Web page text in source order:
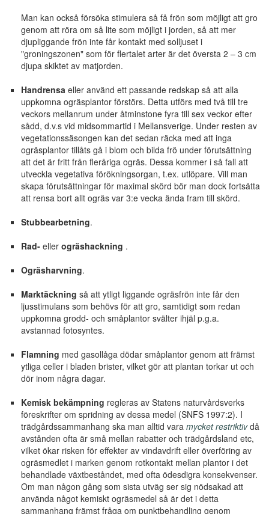
Man kan också försöka stimulera så få frön som möjligt att gro
genom att röra om så lite som möjligt i jorden, så att mer
djupliggande frön inte får kontakt med solljuset i
"groningszonen" som för flertalet arter är det översta 2 – 3 cm
djupa skiktet av matjorden.
Handrensa eller använd ett passande redskap så att alla
uppkomna ogräsplantor förstörs. Detta utförs med två till tre
veckors mellanrum under åtminstone fyra till sex veckor efter
sådd, d.v.s vid midsommartid i Mellansverige. Under resten av
vegetationssäsongen kan det sedan räcka med att inga
ogräsplantor tillåts gå i blom och bilda frö under förutsättning
att det är fritt från fleråriga ogräs. Dessa kommer i så fall att
utveckla vegetativa förökningsorgan, t.ex. utlöpare. Vill man
skapa förutsättningar för maximal skörd bör man dock fortsätta
att rensa bort allt ogräs var 3:e vecka ända fram till skörd.
Stubbearbetning.
Rad- eller ogräshackning .
Ogräsharvning.
Marktäckning så att ytligt liggande ogräsfrön inte får den
ljusstimulans som behövs för att gro, samtidigt som redan
uppkomna grodd- och småplantor svälter ihjäl p.g.a.
avstannad fotosyntes.
Flamning med gasollåga dödar småplantor genom att främst
ytliga celler i bladen brister, vilket gör att plantan torkar ut och
dör inom några dagar.
Kemisk bekämpning regleras av Statens naturvårdsverks
föreskrifter om spridning av dessa medel (SNFS 1997:2). I
trädgårdssammanhang ska man alltid vara mycket restriktivdå
avstånden ofta är små mellan rabatter och trädgårdsland etc,
vilket ökar risken för effekter av vindavdrift eller överföring av
ogräsmedlet i marken genom rotkontakt mellan plantor i det
behandlade växtbeståndet, med ofta ödesdigra konsekvenser.
Om man någon gång som sista utväg ser sig nödsakad att
använda något kemiskt ogräsmedel så är det i detta
sammanhang främst fråga om punktbehandling genom